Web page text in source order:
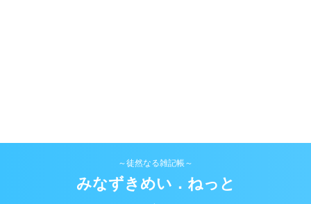
～徒然なる雑記帳～
みなずきめい．ねっと